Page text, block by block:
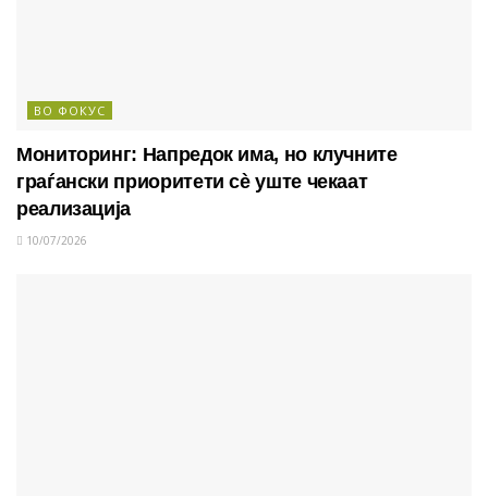
ВО ФОКУС
Мониторинг: Напредок има, но клучните
граѓански приоритети сè уште чекаат
реализација
10/07/2026